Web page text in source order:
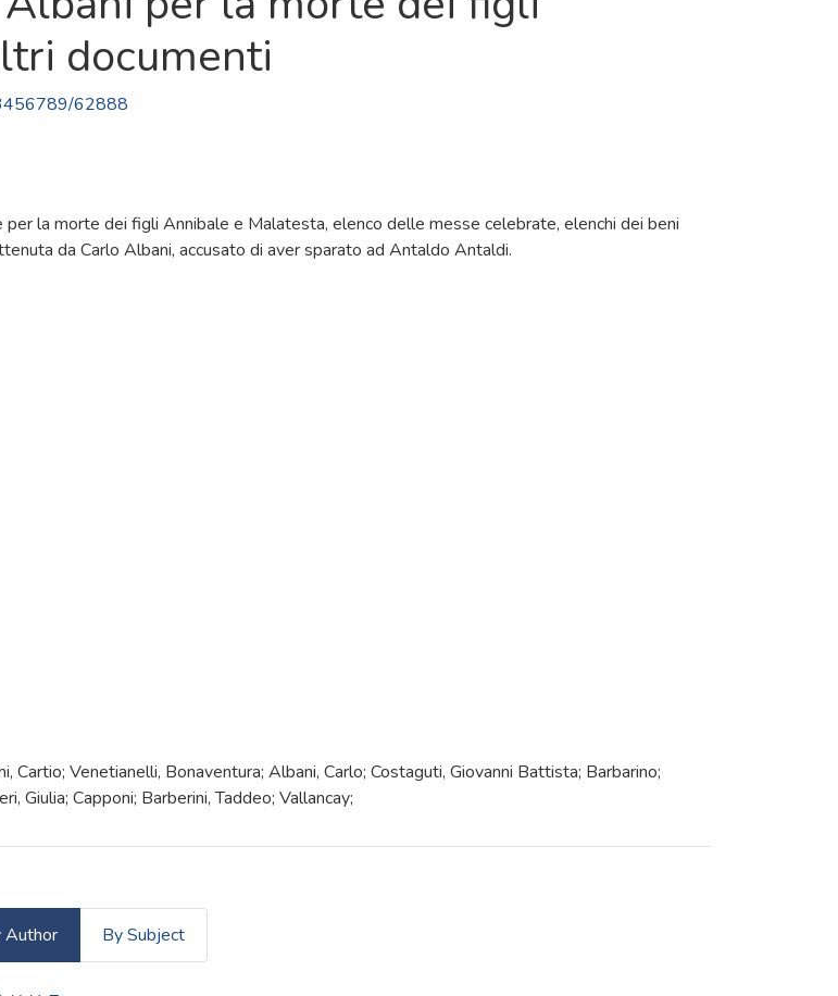
documenti
62888
la morte dei figli Annibale e Malatesta, elenco delle messe celebrate, elenchi dei beni
da Carlo Albani, accusato di aver sparato ad Antaldo Antaldi.
Venetianelli, Bonaventura; Albani, Carlo; Costaguti, Giovanni Battista; Barbarino;
Giulia; Capponi; Barberini, Taddeo; Vallancay;
Author By Subject